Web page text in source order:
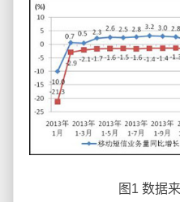
图1 数据